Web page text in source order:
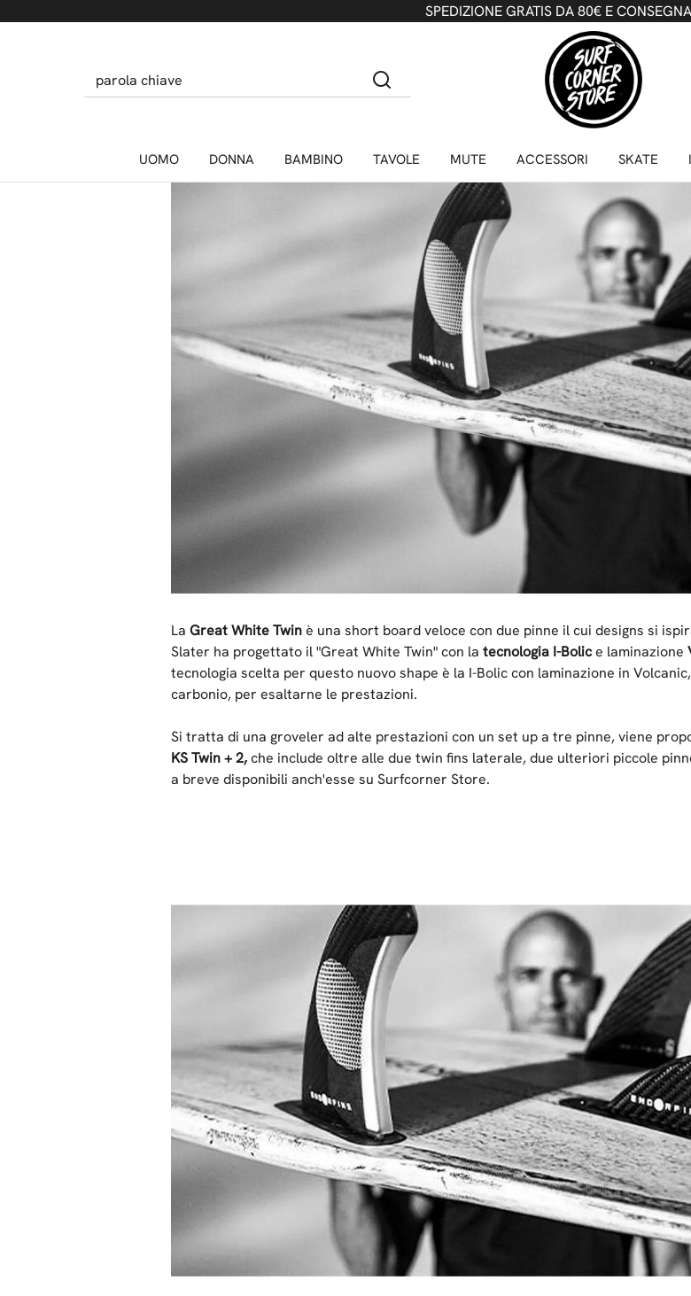
SPEDIZIONE GRATIS DA 80€ E
UOMO DONNA BAMBINO TAVOLE MUTE ACCESSORI SKATE
Home News News
KELLY SLATER PRESENTA LA NUOVA
La Great White Twinè una short board veloce con due pinne il cui designs si
Slater ha progettato il "Great White Twin" con la tecnologia I-Bolice laminazione
tecnologia scelta per questo nuovo shape è la I-Bolic con laminazione in
carbonio, per esaltarne le prestazioni.
Si tratta di una groveler ad alte prestazioni con un set up a tre pinne, viene
KS Twin + 2,che include oltre alle due twin fins laterale, due ulteriori piccole
a breve disponibili anch'esse su Surfcorner Store.